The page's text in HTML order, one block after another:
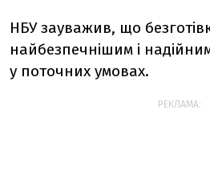
НБУ зауважив, що
найбезпечнішим і
у поточних умовах.
РЕКЛАМА: